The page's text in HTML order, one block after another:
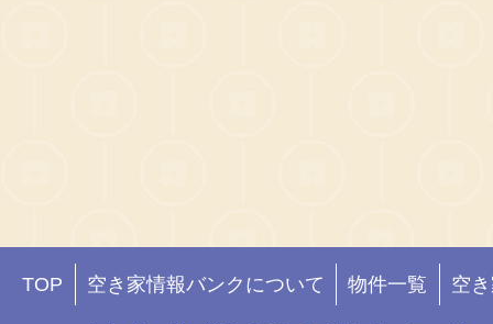
TOP 空き家情報バンクについて 物件一覧 空